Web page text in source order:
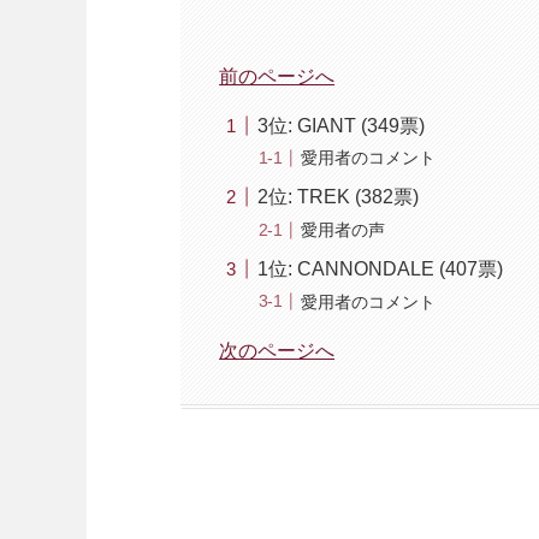
前のページへ
3位: GIANT (349票)
愛用者のコメント
2位: TREK (382票)
愛用者の声
1位: CANNONDALE (407票)
愛用者のコメント
次のページへ